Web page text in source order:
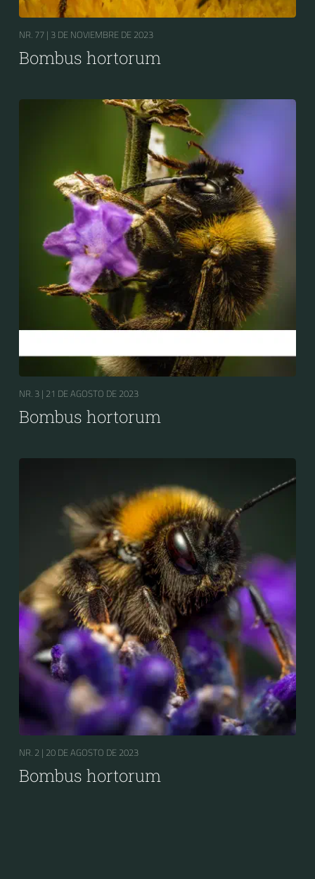
NR. 77 | 3 DE NOVIEMBRE DE 2023
Bombus hortorum
NR. 3 | 21 DE AGOSTO DE 2023
Bombus hortorum
NR. 2 | 20 DE AGOSTO DE 2023
Bombus hortorum